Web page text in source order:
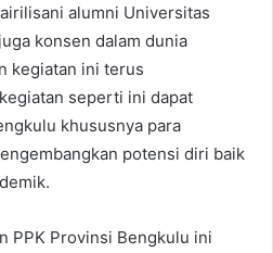
alumni Universitas
konsen dalam dunia
kegiatan ini terus
seperti ini dapat
khususnya para
potensi diri baik
PPK Provinsi Bengkulu ini